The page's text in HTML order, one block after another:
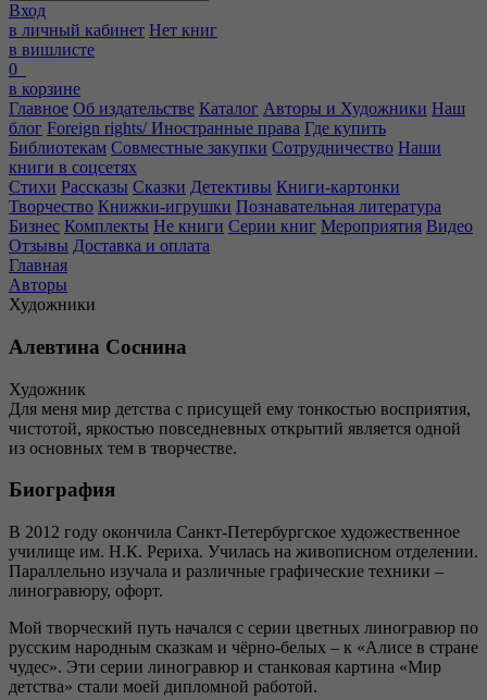
Вход
в личный кабинет Нет книг
в вишлисте
0
в корзине
Главное Об издательстве Каталог Авторы и Художники Наш
блог Foreign rights/ Иностранные права Где купить
Библиотекам Совместные закупки Сотрудничество Наши
книги в соцсетях
Стихи Рассказы Сказки Детективы Книги-картонки
Творчество Книжки-игрушки Познавательная литература
Бизнес Комплекты Не книги Серии книг Мероприятия Видео
Отзывы Доставка и оплата
Главная
Авторы
Художники
Алевтина Соснина
Художник
Для меня мир детства с присущей ему тонкостью восприятия,
чистотой, яркостью повседневных открытий является одной
из основных тем в творчестве.
Биография
В 2012 году окончила Санкт-Петербургское художественное
училище им. Н.К. Рериха. Училась на живописном отделении.
Параллельно изучала и различные графические техники –
линогравюру, офорт.
Мой творческий путь начался с серии цветных линогравюр по
русским народным сказкам и чёрно-белых – к «Алисе в стране
чудес». Эти серии линогравюр и станковая картина «Мир
детства» стали моей дипломной работой.